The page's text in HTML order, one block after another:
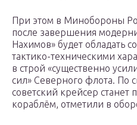
При этом в Минобороны
после завершения
Нахимов» будет обладать
тактико-техническими
в строй «существенно
сил» Северного флота. По
советский крейсер станет
кораблём, отметили в